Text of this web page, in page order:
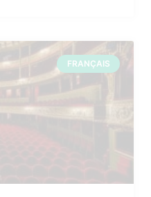
FRANÇAIS